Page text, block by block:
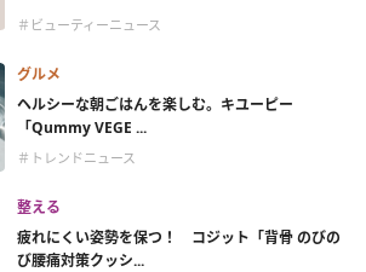
＃ビューティーニュース
グルメ
ヘルシーな朝ごはんを楽しむ。キユーピー
「Qummy VEGE ...
＃トレンドニュース
整える
疲れにくい姿勢を保つ！ コジット「背骨 のびの
び腰痛対策クッシ...